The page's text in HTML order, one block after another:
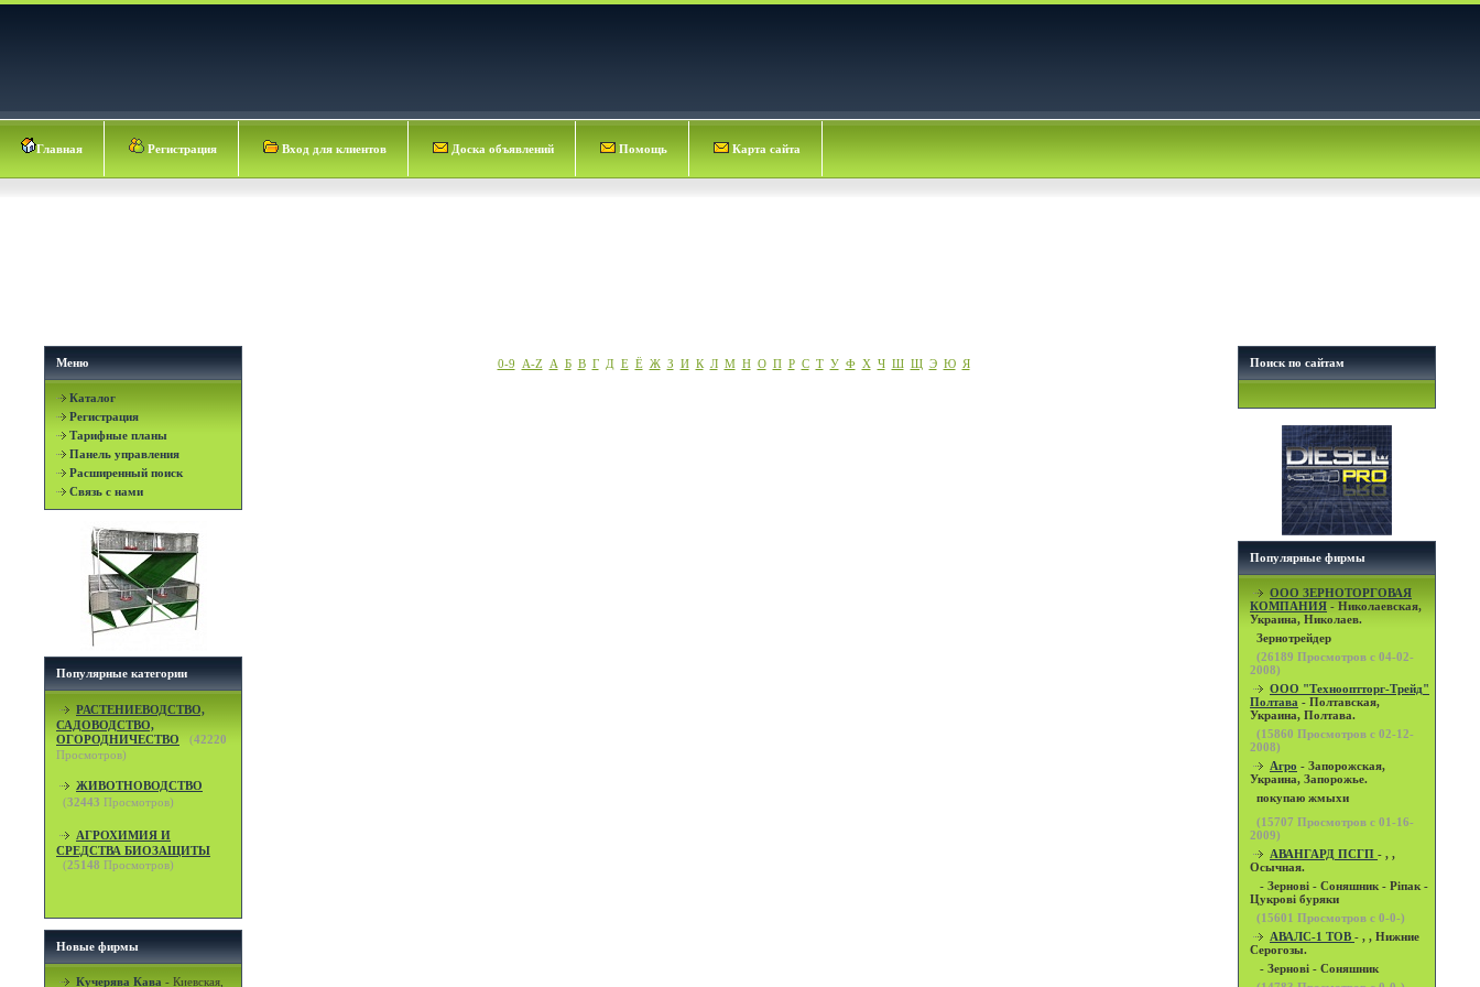
Главная Регистрация Вход для клиентов Доска объявлений Помощь Карта сайта
Меню
Каталог
Регистрация
Тарифные планы
Панель управления
Расширенный поиск
Связь с нами
Популярные категории
РАСТЕНИЕВОДСТВО,
САДОВОДСТВО,
ОГОРОДНИЧЕСТВО
(42220
Просмотров)
ЖИВОТНОВОДСТВО
(32443 Просмотров)
АГРОХИМИЯ И
СРЕДСТВА БИОЗАЩИТЫ
(25148 Просмотров)
Новые фирмы
Кучерява Кава - Киевская,
0-9 A-Z А Б В Г Д Е Ё Ж З И К Л М Н О П Р С Т У Ф Х Ч Ш Щ Э Ю Я Поиск по сайтам
Популярные фирмы
OOO ЗЕРНОТОРГОВАЯ
КОМПАНИЯ - Николаевская,
Украина, Николаев.
Зернотрейдер
(26189 Просмотров с 04-02-
2008)
ООО "Технооптторг-Трейд"
Полтава - Полтавская,
Украина, Полтава.
(15860 Просмотров с 02-12-
2008)
Агро - Запорожская,
Украина, Запорожье.
покупаю жмыхи
(15707 Просмотров с 01-16-
2009)
АВАНГАРД ПСГП - , ,
Осычная.
- Зернові - Соняшник - Ріпак -
Цукрові буряки
(15601 Просмотров с 0-0-)
АВАЛС-1 ТОВ - , , Нижние
Серогозы.
- Зернові - Соняшник